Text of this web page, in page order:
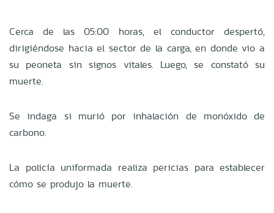
Cerca de las 05:00 horas, el conductor despertó,
dirigiéndose hacia el sector de la carga, en donde vio a
su peoneta sin signos vitales. Luego, se constató su
muerte.
Se indaga si murió por inhalación de monóxido de
carbono.
La policía uniformada realiza pericias para establecer
cómo se produjo la muerte.